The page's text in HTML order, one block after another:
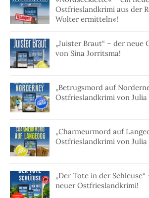
Ostfrieslandkrimi aus der
Wolter ermitteln«!
„Juister Braut“ – der neue
von Sina Jorritsma!
„Betrugsmord auf
Ostfrieslandkrimi von Julia
„Charmeurmord auf
Ostfrieslandkrimi von Julia
„Der Tote in der
neuer Ostfrieslandkrimi!